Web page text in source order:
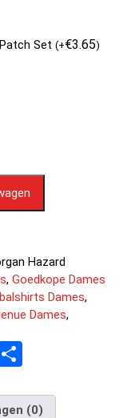
Patch Set(+€3.65)
Hazard
,Goedkope Dames
Dames,
Dames,
e
(0)